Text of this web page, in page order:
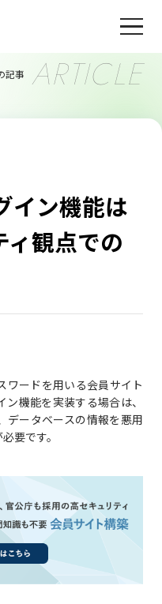
記事 ARTICLE
イン機能は
ィ観点での
ワードを用いる会員サイト
機能を実装する場合は、
データベースの情報を悪用
要です。